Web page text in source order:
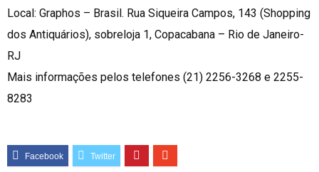
Local: Graphos – Brasil. Rua Siqueira Campos, 143 (Shopping
dos Antiquários), sobreloja 1, Copacabana – Rio de Janeiro-
RJ
Mais informações pelos telefones (21) 2256-3268 e 2255-
8283